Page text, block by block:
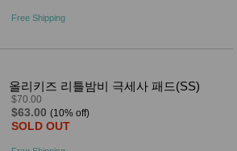
Free Shipping
올리키즈 리틀밤비 극세사 패드(SS)
$70.00
$63.00 (10% off)
SOLD OUT